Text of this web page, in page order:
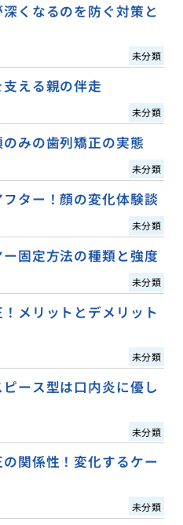
くなるのを防ぐ対策と
未分類
える親の伴走
未分類
みの歯列矯正の実態
未分類
ター！顔の変化体験談
未分類
固定方法の種類と強度
未分類
メリットとデメリット
未分類
ース型は口内炎に優し
未分類
関係性！変化するケー
未分類